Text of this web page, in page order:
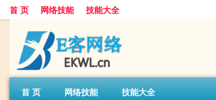
首 页 网络技能 技能大全
首 页 网络技能 技能大全